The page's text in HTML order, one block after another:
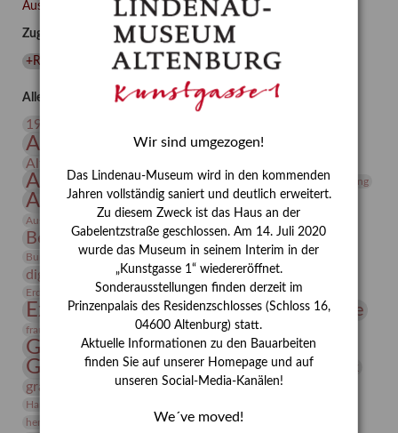
sich
Menschen
Ausgewählte Auszeichnungen zurücksetzen
Zugehörige Auszeichnungen
+Ruth Wolf-Rehfeld 1
Alle Auszeichnungen (106)
19. Jahrhundert
Altenburg
Altenburger Museen
Altenburger Praxisjahr
Antike Architektur Archiv Archäologie Asta Gröting
Ausstellung
Ausstellung "Berliner Blätter"
Ausstellung „Vier Winde“
Bauhaus
Bernhard August von Lindenau Bibliothek
Burg Posterstein Conrad Felixmüller Depot Der Blaue Reiter
digitallabor Entartete Kunst
Enteignung
Erdmann Julius Dietrich
Erlebnisportal estrusker Exlibris
Expressionismus Festrede Florenz Fotografie
frauen Frauen in der Antike und heute
Gerhard-Altenbourg-Preis
Gerhard Altenbourg
Gerhard Kurt Müller
Grafik
grafische sammlung griechische Mythologie
Hanns-Conon von der Gabelentz
herman de vries
Insekten
Wir sind umgezogen!
Das Lindenau-Museum wird in den kommenden
Jahren vollständig saniert und deutlich erweitert.
Zu diesem Zweck ist das Haus an der
Gabelentzstraße geschlossen. Am 14. Juli 2020
wurde das Museum in seinem Interim in der
„Kunstgasse 1“ wiedereröffnet.
Sonderausstellungen finden derzeit im
Prinzenpalais des Residenzschlosses (Schloss 16,
04600 Altenburg) statt.
Aktuelle Informationen zu den Bauarbeiten
finden Sie auf unserer Homepage und auf
unseren Social-Media-Kanälen!
We´ve moved!